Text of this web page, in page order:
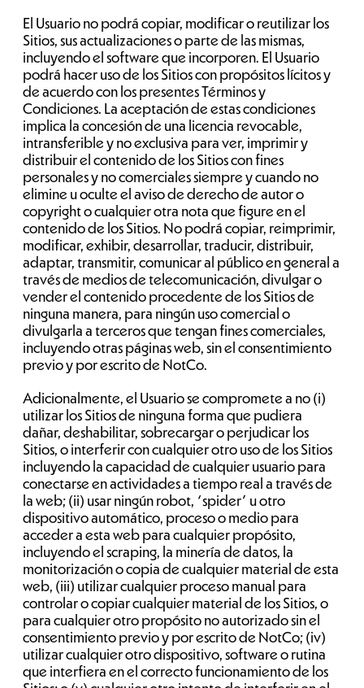
El Usuario no podrá copiar, modificar o reutilizar los
Sitios, sus actualizaciones o parte de las mismas,
incluyendo el software que incorporen. El Usuario
podrá hacer uso de los Sitios con propósitos lícitos y
de acuerdo con los presentes Términos y
Condiciones. La aceptación de estas condiciones
implica la concesión de una licencia revocable,
intransferible y no exclusiva para ver, imprimir y
distribuir el contenido de los Sitios con fines
personales y no comerciales siempre y cuando no
elimine u oculte el aviso de derecho de autor o
copyright o cualquier otra nota que figure en el
contenido de los Sitios. No podrá copiar, reimprimir,
modificar, exhibir, desarrollar, traducir, distribuir,
adaptar, transmitir, comunicar al público en general a
través de medios de telecomunicación, divulgar o
vender el contenido procedente de los Sitios de
ninguna manera, para ningún uso comercial o
divulgarla a terceros que tengan fines comerciales,
incluyendo otras páginas web, sin el consentimiento
previo y por escrito de NotCo.
Adicionalmente, el Usuario se compromete a no (i)
utilizar los Sitios de ninguna forma que pudiera
dañar, deshabilitar, sobrecargar o perjudicar los
Sitios, o interferir con cualquier otro uso de los Sitios
incluyendo la capacidad de cualquier usuario para
conectarse en actividades a tiempo real a través de
la web; (ii) usar ningún robot, “spider” u otro
dispositivo automático, proceso o medio para
acceder a esta web para cualquier propósito,
incluyendo el scraping, la minería de datos, la
monitorización o copia de cualquier material de esta
web, (iii) utilizar cualquier proceso manual para
controlar o copiar cualquier material de los Sitios, o
para cualquier otro propósito no autorizado sin el
consentimiento previo y por escrito de NotCo; (iv)
utilizar cualquier otro dispositivo, software o rutina
que interfiera en el correcto funcionamiento de los